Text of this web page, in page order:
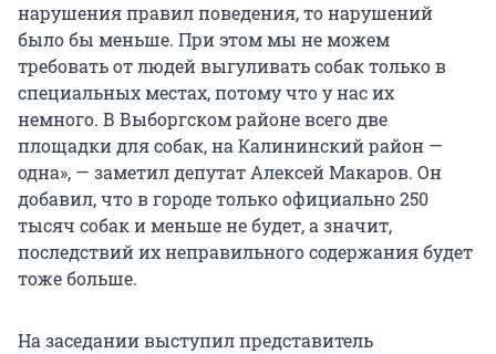
нарушения правил поведения, то нарушений
было бы меньше. При этом мы не можем
требовать от людей выгуливать собак только в
специальных местах, потому что у нас их
немного. В Выборгском районе всего две
площадки для собак, на Калининский район —
одна», — заметил депутат Алексей Макаров. Он
добавил, что в городе только официально 250
тысяч собак и меньше не будет, а значит,
последствий их неправильного содержания будет
тоже больше.
На заседании выступил представитель